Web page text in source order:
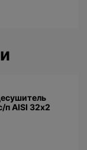
п AISI 32х2